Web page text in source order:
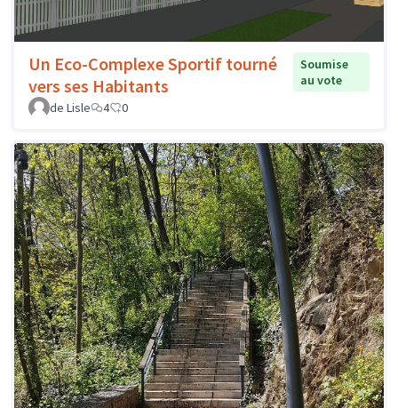
Un Eco-Complexe Sportif tourné
vers ses Habitants
Soumise
au vote
de Lisle
4 0